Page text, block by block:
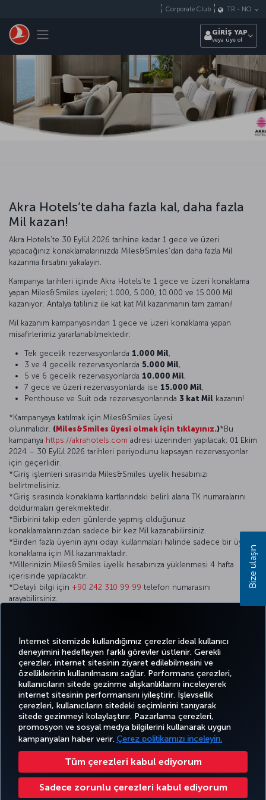
İnternet sitemizde kullandığımız çerezler ideal kullanıcı
deneyimini hedefleyen farklı görevler üstlenir. Gerekli
çerezler, internet sitesinin ziyaret edilebilmesini ve
özelliklerinin kullanılmasını sağlar. Performans çerezleri,
kullanıcıların sitede gezinme alışkanlıklarını inceleyerek
internet sitesinin performansını iyileştirir. İşlevsellik
çerezleri, kullanıcıların sitedeki seçimlerini tanıyarak
sitede gezinmeyi kolaylaştırır. Pazarlama çerezleri,
promosyon ve sosyal medya bilgilerini kullanarak uygun
kampanyaları haber verir. Çerez politikamızı inceleyin.
Tüm çerezleri kabul ediyorum
Sadece zorunlu çerezleri kabul ediyorum
Toggle navigation
Corporate Club TR - NO
GİRİŞ YAP
veya üye ol
Akra Hotels’te daha fazla kal, daha fazla
Mil kazan!
Akra Hotels’te 30 Eylül 2026 tarihine kadar 1 gece ve üzeri
yapacağınız konaklamalarınızda Miles&Smiles’dan daha fazla Mil
kazanma fırsatını yakalayın.
Kampanya tarihleri içinde Akra Hotels'te 1 gece ve üzeri konaklama
yapan Miles&Smiles üyeleri; 1.000, 5.000, 10.000 ve 15.000 Mil
kazanıyor. Antalya tatiliniz ile kat kat Mil kazanmanın tam zamanı!
Mil kazanım kampanyasından 1 gece ve üzeri konaklama yapan
misafirlerimiz yararlanabilmektedir:
Tek gecelik rezervasyonlarda 1.000 Mil,
3 ve 4 gecelik rezervasyonlarda 5.000 Mil,
5 ve 6 gecelik rezervasyonlarda 10.000 Mil,
7 gece ve üzeri rezervasyonlarda ise 15.000 Mil,
Penthouse ve Suit oda rezervasyonlarında 3 kat Mil kazanın!
*Kampanyaya katılmak için Miles&Smiles üyesi
olunmalıdır. (Miles&Smiles üyesi olmak için tıklayınız.)*Bu
kampanya https://akrahotels.com adresi üzerinden yapılacak; 01 Ekim
2024 – 30 Eylül 2026 tarihleri periyodunu kapsayan rezervasyonlar
için geçerlidir.
*Giriş işlemleri sırasında Miles&Smiles üyelik hesabınızı
belirtmelisiniz.
*Giriş sırasında konaklama kartlarındaki belirli alana TK numaralarını
doldurmaları gerekmektedir.
*Birbirini takip eden günlerde yapmış olduğunuz
konaklamalarınızdan sadece bir kez Mil kazanabilirsiniz.
*Birden fazla üyenin aynı odayı kullanmaları halinde sadece bir üye
konaklama için Mil kazanmaktadır.
*Millerinizin Miles&Smiles üyelik hesabınıza yüklenmesi 4 hafta
içerisinde yapılacaktır.
*Detaylı bilgi için +90 242 310 99 99 telefon numarasını
arayabilirsiniz.
TwitterFacebook
Instagram
YoutubeLinkedIn
TiktokBlogPinterest
BİLET
AL VE
YÖNET
DENEYİM
FIRSATLAR
VE UÇUŞ
NOKTALARI
YARDIM MILES&SMILES
Bilgi Toplumu Hizmetleri Erişilebilirlik Gizlilik ve Çerez Politikası Yasal Uyarı Yolcu Hakları
Çerez Ayarlarını Değiştir
Bize ulaşın